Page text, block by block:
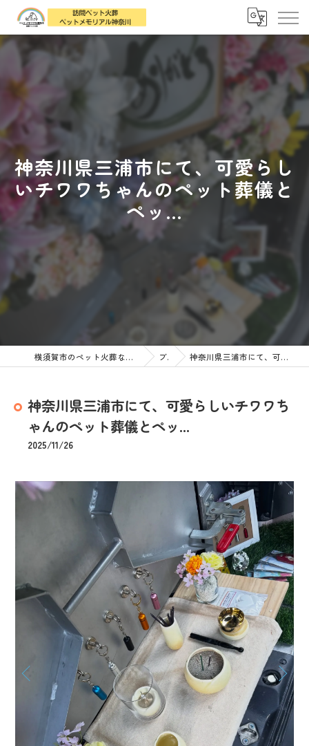
神奈川県三浦市にて、可愛らし
いチワワちゃんのペット葬儀と
ペッ...
横須賀市のペット火葬なら訪問ペット火葬 ペットメモリアル神奈川 ブログ 神奈川県三浦市にて、可愛らしいチワワちゃんのペット葬儀とペッ...
神奈川県三浦市にて、可愛らしいチワワち
ゃんのペット葬儀とペッ...
2025/11/26